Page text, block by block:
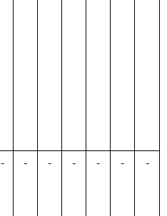
- - - - - - -